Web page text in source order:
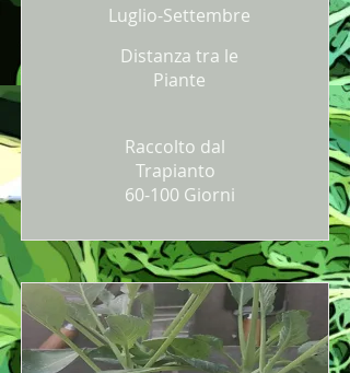
Luglio-Settembre
Distanza tra le
Piante
Raccolto dal
Trapianto
60-100 Giorni